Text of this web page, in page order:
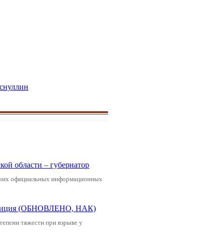
области – губернатор
официальных информационных
(ОБНОВЛЕНО, НАК)
тяжести при взрыве у